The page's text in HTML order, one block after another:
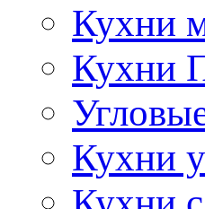
Кухни
Кухни
Кухни